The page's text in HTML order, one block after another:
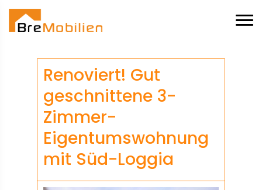
Renoviert! Gut
geschnittene 3-
Zimmer-
Eigentumswohnung
mit Süd-Loggia